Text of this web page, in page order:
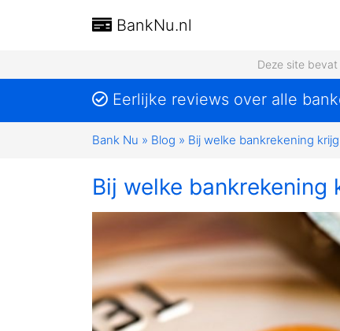
BankNu.nl
Deze site
Eerlijke reviews over alle
Bank Nu » Blog » Bij welke bankrekening
Bij welke